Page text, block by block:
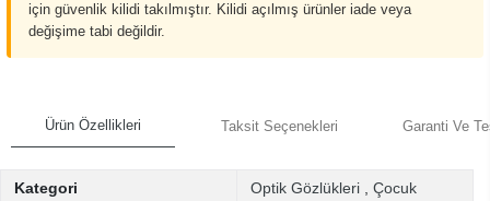
için güvenlik kilidi takılmıştır. Kilidi açılmış ürünler iade veya
değişime tabi değildir.
Ürün Özellikleri Taksit Seçenekleri Garanti Ve
Kategori Optik Gözlükleri
Çocuk